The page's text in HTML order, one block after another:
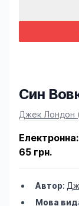
Син
Product
Джек Лондон
Електронна:
65 грн.
Автор:
Мова